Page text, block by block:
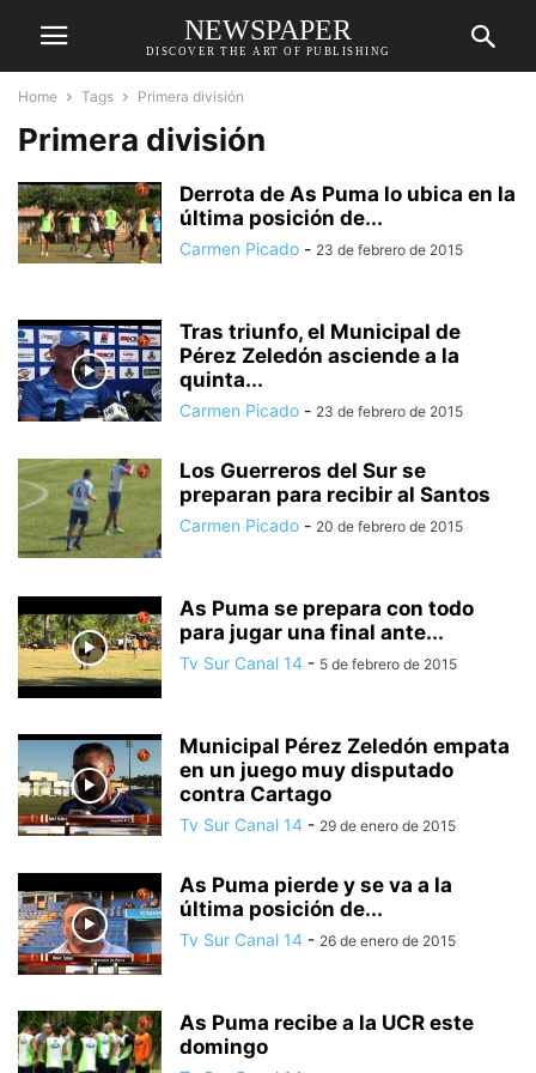
NEWSPAPER
DISCOVER THE ART OF PUBLISHING
Home Tags Primera división
Primera división
Derrota de As Puma lo ubica en la
última posición de...
Carmen Picado - 23 de febrero de 2015
Tras triunfo, el Municipal de
Pérez Zeledón asciende a la
quinta...
Carmen Picado - 23 de febrero de 2015
Los Guerreros del Sur se
preparan para recibir al Santos
Carmen Picado - 20 de febrero de 2015
As Puma se prepara con todo
para jugar una final ante...
Tv Sur Canal 14 - 5 de febrero de 2015
Municipal Pérez Zeledón empata
en un juego muy disputado
contra Cartago
Tv Sur Canal 14 - 29 de enero de 2015
As Puma pierde y se va a la
última posición de...
Tv Sur Canal 14 - 26 de enero de 2015
As Puma recibe a la UCR este
domingo